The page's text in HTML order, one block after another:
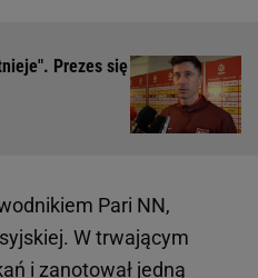
Prezes się
Pari NN,
W trwającym
i zanotował jedną